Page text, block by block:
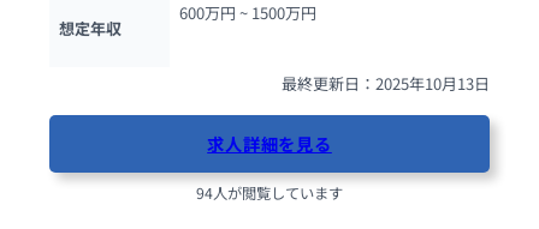
想定年収
600万円 ~ 1500万円
最終更新日：2025年10月13日
求人詳細を見る
94人が閲覧しています